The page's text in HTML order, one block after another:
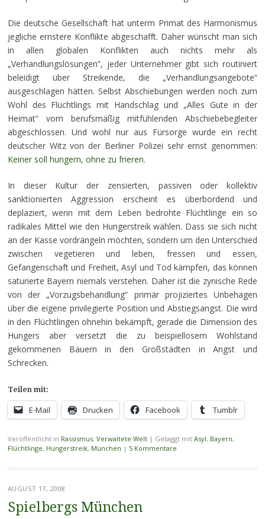
Die deutsche Gesellschaft hat unterm Primat des Harmonismus
jegliche ernstere Konflikte abgeschafft. Daher wünscht man sich
in allen globalen Konflikten auch nichts mehr als
„Verhandlungslösungen“, jeder Unternehmer gibt sich routiniert
beleidigt über Streikende, die „Verhandlungsangebote“
ausgeschlagen hätten. Selbst Abschiebungen werden noch zum
Wohl des Flüchtlings mit Handschlag und „Alles Gute in der
Heimat“ vom berufsmäßig mitfühlenden Abschiebebegleiter
abgeschlossen. Und wohl nur aus Fürsorge wurde ein recht
deutscher Witz von der Berliner Polizei sehr ernst genommen:
Keiner soll hungern, ohne zu frieren.
In dieser Kultur der zensierten, passiven oder kollektiv
sanktionierten Aggression erscheint es überbordend und
deplaziert, wenn mit dem Leben bedrohte Flüchtlinge ein so
radikales Mittel wie den Hungerstreik wählen. Dass sie sich nicht
an der Kasse vordrängeln möchten, sondern um den Unterschied
zwischen vegetieren und leben, fressen und essen,
Gefangenschaft und Freiheit, Asyl und Tod kämpfen, das können
saturierte Bayern niemals verstehen. Daher ist die zynische Rede
von der „Vorzugsbehandlung“ primär projiziertes Unbehagen
über die eigene privilegierte Position und Abstiegsangst. Die wird
in den Flüchtlingen ohnehin bekämpft, gerade die Dimension des
Hungers aber versetzt die zu beispiellosem Wohlstand
gekommenen Bauern in den Großstädten in Angst und
Schrecken.
Teilen mit:
E-Mail Drucken Facebook Tumblr
Veröffentlicht in Rassismus, Verwaltete Welt | Getaggt mit Asyl, Bayern,
Flüchtlinge, Hungerstreik, München | 5 Kommentare
AUGUST 17, 2008
Spielbergs München